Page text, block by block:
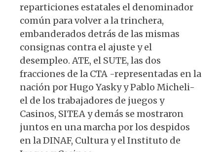
reparticiones estatales el denominador
común para volver a la trinchera,
embanderados detrás de las mismas
consignas contra el ajuste y el
desempleo. ATE, el SUTE, las dos
fracciones de la CTA -representadas en la
nación por Hugo Yasky y Pablo Micheli-
el de los trabajadores de juegos y
Casinos, SITEA y demás se mostraron
juntos en una marcha por los despidos
en la DINAF, Cultura y el Instituto de